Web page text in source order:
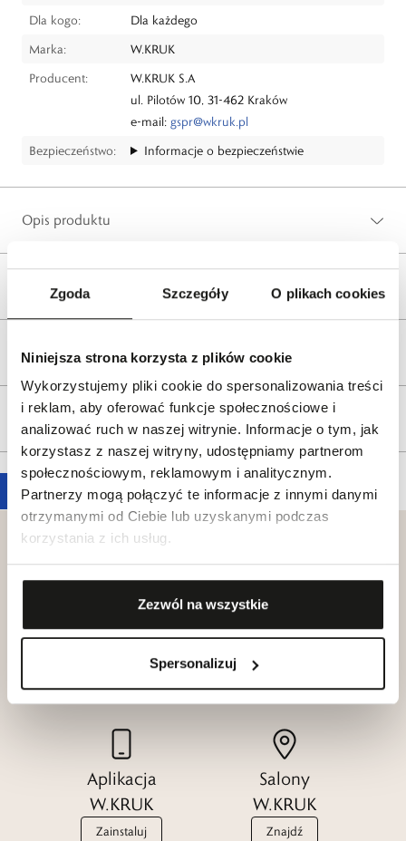
Zgoda Szczegóły O plikach cookies
Niniejsza strona korzysta z plików cookie
Wykorzystujemy pliki cookie do spersonalizowania treści
i reklam, aby oferować funkcje społecznościowe i
analizować ruch w naszej witrynie. Informacje o tym, jak
korzystasz z naszej witryny, udostępniamy partnerom
społecznościowym, reklamowym i analitycznym.
Partnerzy mogą połączyć te informacje z innymi danymi
otrzymanymi od Ciebie lub uzyskanymi podczas
korzystania z ich usług.
Zezwól na wszystkie
Spersonalizuj
Dla kogo:
Dla każdego
Marka:
W.KRUK
Producent:
W.KRUK S.A
ul. Pilotów 10, 31-462 Kraków
e-mail: gspr@wkruk.pl
Bezpieczeństwo:
Informacje o bezpieczeństwie
Opis produktu
Wysyłka
Reklamacje i zwroty
Tagi
Klub dla
Przyjaciół
W.KRUK
Dołącz
Katalogi
Aplikacja
W.KRUK
Zainstaluj
Salony
W.KRUK
Znajdź